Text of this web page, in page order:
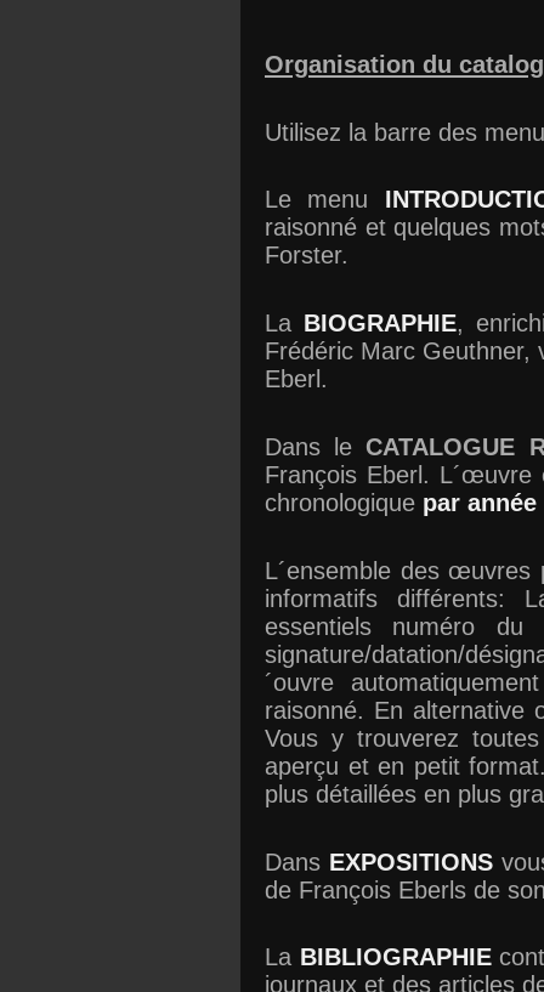
Organisation du
Utilisez la barre des
Le menu
raisonné et quelques
Forster.
La BIOGRAPHIE,
Frédéric Marc Geuthner,
Eberl.
Dans le CATALOGUE
François Eberl. L´œuvre
chronologique par année
L´ensemble des œuvres
informatifs différents:
essentiels numéro du
signature/datation/
´ouvre
raisonné. En alternative
Vous y trouverez
aperçu et en petit
plus détaillées en plus
Dans EXPOSITIONS
de François Eberls de
La BIBLIOGRAPHIE
journaux et des articles